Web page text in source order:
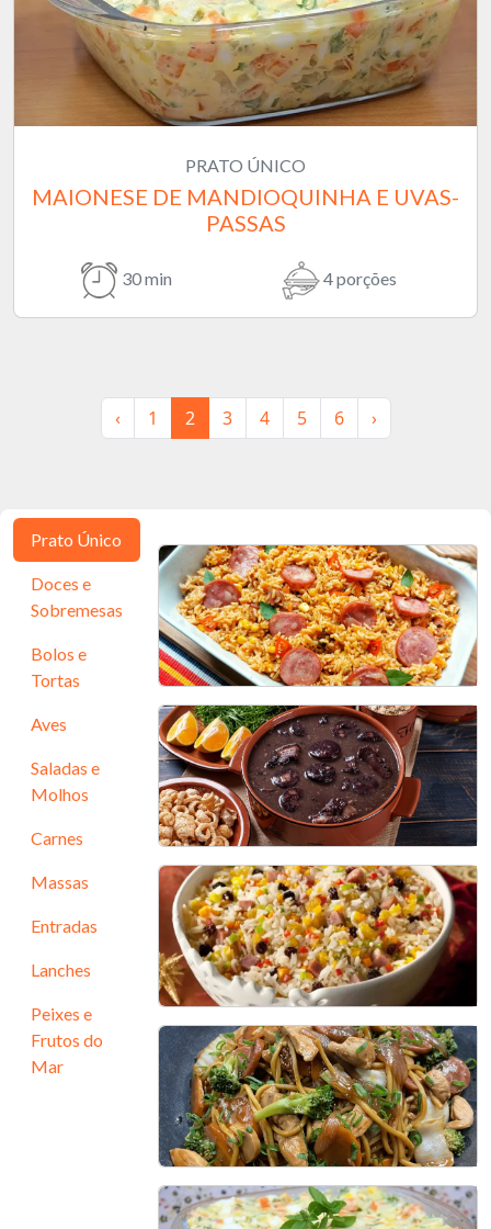
PRATO ÚNICO
MAIONESE DE MANDIOQUINHA E UVAS-
PASSAS
30 min 4 porções
‹ 1 2 3 4 5 6 ›
Prato Único
Doces e
Sobremesas
Bolos e
Tortas
Aves
Saladas e
Molhos
Carnes
Massas
Entradas
Lanches
Peixes e
Frutos do
Mar
Arroz Temperado Colorido
e Fácil
45 min - 5 porções
Deliciosa Feijoada Caseira
60 min - 7 porções
Arroz à Grega Tradicional
20 min - 15 porções
Yakisoba de Frango